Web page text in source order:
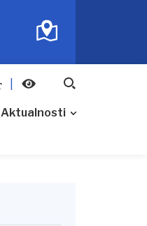
Aktualnosti